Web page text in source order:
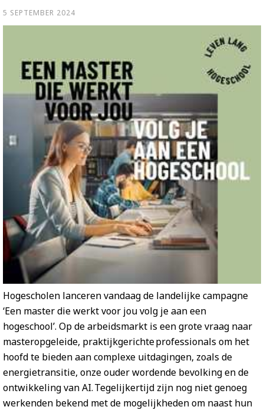
5 SEPTEMBER 2024
Hogescholen lanceren vandaag de landelijke campagne
‘Een master die werkt voor jou volg je aan een
hogeschool’. Op de arbeidsmarkt is een grote vraag naar
masteropgeleide, praktijkgerichte professionals om het
hoofd te bieden aan complexe uitdagingen, zoals de
energietransitie, onze ouder wordende bevolking en de
ontwikkeling van AI. Tegelijkertijd zijn nog niet genoeg
werkenden bekend met de mogelijkheden om naast hun